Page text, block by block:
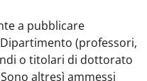
a pubblicare
(professori,
o titolari di dottorato
altresì ammessi